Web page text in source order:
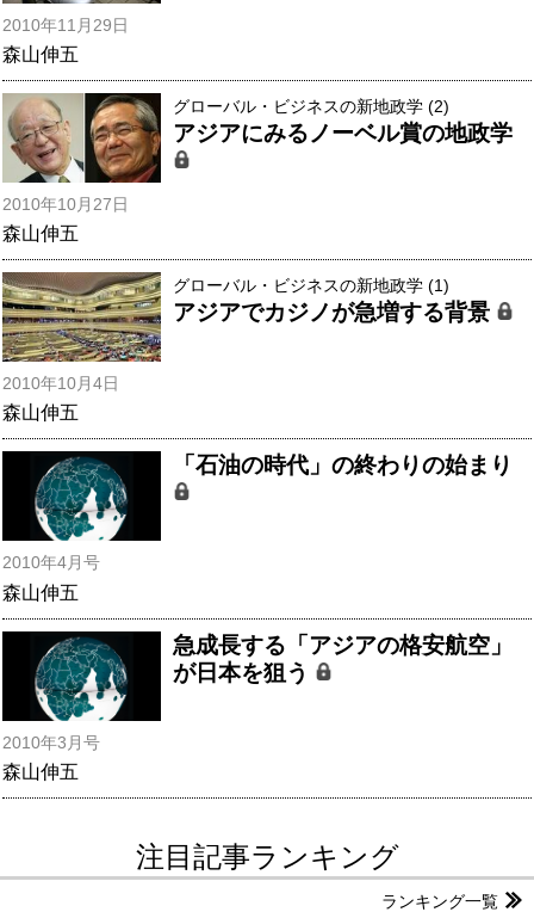
2010年11月29日
森山伸五
グローバル・ビジネスの新地政学 (2)
アジアにみるノーベル賞の地政学
2010年10月27日
森山伸五
グローバル・ビジネスの新地政学 (1)
アジアでカジノが急増する背景
2010年10月4日
森山伸五
「石油の時代」の終わりの始まり
2010年4月号
森山伸五
急成長する「アジアの格安航空」
が日本を狙う
2010年3月号
森山伸五
注目記事ランキング
ランキング一覧